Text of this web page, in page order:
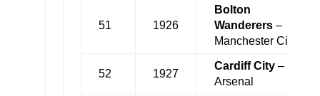
51 1926
Bolton
Wanderers–
Manchester City
52 1927
Cardiff City–
Arsenal